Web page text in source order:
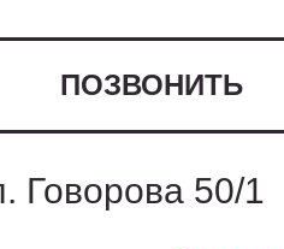
ПОЗВОНИТЬ
Говорова 50/1